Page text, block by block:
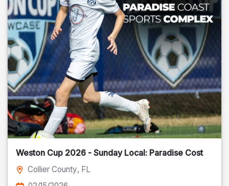
Weston Cup 2026 - Sunday Local: Paradise Cost
Collier County, FL